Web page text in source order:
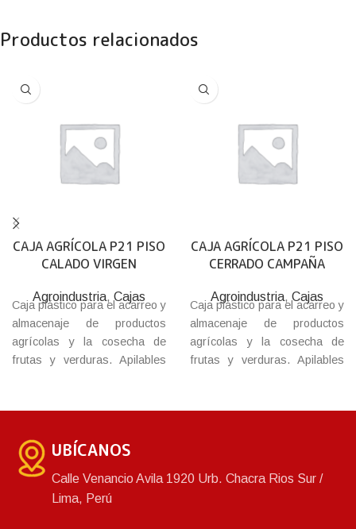
Productos relacionados
CAJA AGRÍCOLA P21 PISO
CALADO VIRGEN
Agroindustria, Cajas
Caja plástico para el acarreo y
almacenaje de productos
agrícolas y la cosecha de
frutas y verduras. Apilables
en almacenaje y transporte.
máxima resistencia y
durabilidad protegiendo los
orificios que permiten una
CAJA AGRÍCOLA P21 PISO
CERRADO CAMPAÑA
Agroindustria, Cajas
Caja plástico para el acarreo y
almacenaje de productos
agrícolas y la cosecha de
frutas y verduras. Apilables
en almacenaje y transporte.
UBÍCANOS
Calle Venancio Avila 1920 Urb. Chacra Rios Sur /
Lima, Perú